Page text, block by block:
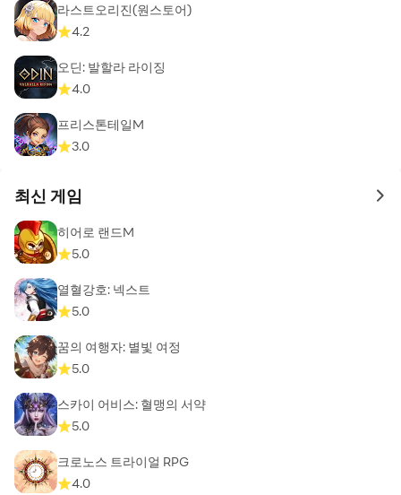
라스트오리진(원스토어)
4.2
오딘: 발할라 라이징
4.0
프리스톤테일M
3.0
최신 게임 to
히어로 랜드M
5.0
열혈강호: 넥스트
5.0
꿈의 여행자: 별빛 여정
5.0
스카이 어비스: 혈맹의 서약
5.0
크로노스 트라이얼 RPG
4.0